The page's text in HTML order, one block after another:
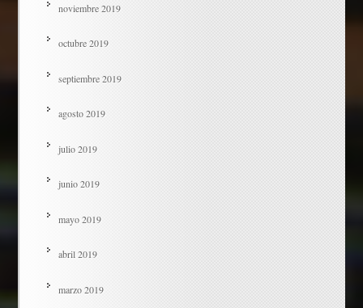
noviembre 2019
octubre 2019
septiembre 2019
agosto 2019
julio 2019
junio 2019
mayo 2019
abril 2019
marzo 2019